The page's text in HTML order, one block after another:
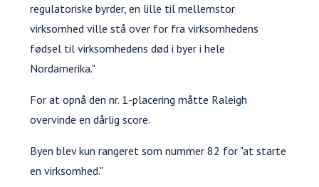
regulatoriske byrder, en lille til mellemstor
virksomhed ville stå over for fra virksomhedens
fødsel til virksomhedens død i byer i hele
Nordamerika."
For at opnå den nr. 1-placering måtte Raleigh
overvinde en dårlig score.
Byen blev kun rangeret som nummer 82 for "at starte
en virksomhed."